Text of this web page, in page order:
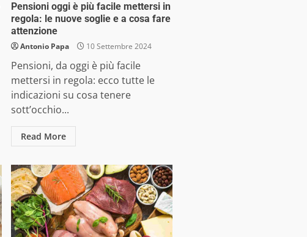
Pensioni oggi è più facile mettersi in
regola: le nuove soglie e a cosa fare
attenzione
Antonio Papa 10 Settembre 2024
Pensioni, da oggi è più facile
mettersi in regola: ecco tutte le
indicazioni su cosa tenere
sott’occhio...
Read More